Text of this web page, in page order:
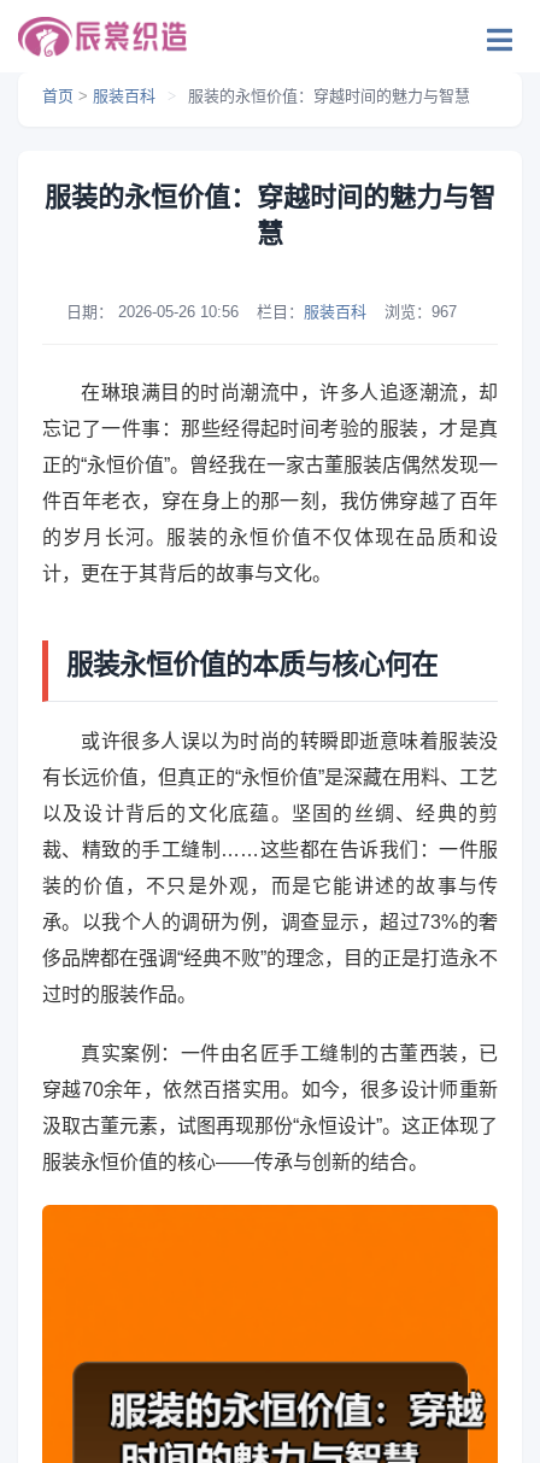
首页 > 服装百科 > 服装的永恒价值：穿越时间的魅力与智慧
服装的永恒价值：穿越时间的魅力与智
慧
日期： 2026-05-26 10:56 栏目： 服装百科 浏览： 967
在琳琅满目的时尚潮流中，许多人追逐潮流，却
忘记了一件事：那些经得起时间考验的服装，才是真
正的“永恒价值”。曾经我在一家古董服装店偶然发现一
件百年老衣，穿在身上的那一刻，我仿佛穿越了百年
的岁月长河。服装的永恒价值不仅体现在品质和设
计，更在于其背后的故事与文化。
服装永恒价值的本质与核心何在
或许很多人误以为时尚的转瞬即逝意味着服装没
有长远价值，但真正的“永恒价值”是深藏在用料、工艺
以及设计背后的文化底蕴。坚固的丝绸、经典的剪
裁、精致的手工缝制……这些都在告诉我们：一件服
装的价值，不只是外观，而是它能讲述的故事与传
承。以我个人的调研为例，调查显示，超过73%的奢
侈品牌都在强调“经典不败”的理念，目的正是打造永不
过时的服装作品。
真实案例：一件由名匠手工缝制的古董西装，已
穿越70余年，依然百搭实用。如今，很多设计师重新
汲取古董元素，试图再现那份“永恒设计”。这正体现了
服装永恒价值的核心——传承与创新的结合。